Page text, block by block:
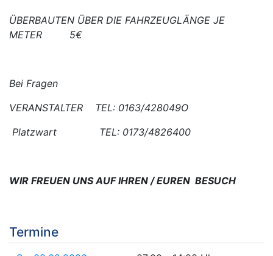
ÜBERBAUTEN ÜBER DIE FAHRZEUGLÄNGE JE
METER 5€
Bei Fragen
VERANSTALTER TEL: 0163/428049O
Platzwart TEL: 0173/4826400
WIR FREUEN UNS AUF IHREN / EUREN BESUCH
Termine